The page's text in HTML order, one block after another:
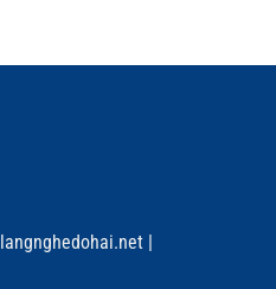
langnghedohai.net |